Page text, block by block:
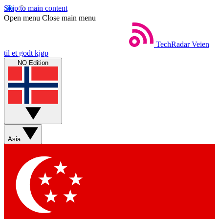
Skip to main content
Open menu Close main menu
TechRadar Veien
til et godt kjøp
NO Edition
Asia